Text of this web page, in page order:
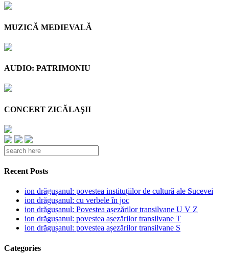
MUZICĂ MEDIEVALĂ
AUDIO: PATRIMONIU
CONCERT ZICĂLAŞII
Recent Posts
ion drăgușanul: povestea instituțiilor de cultură ale Sucevei
ion drăgușanul: cu verbele în joc
ion drăgușanul: Povestea așezărilor transilvane U V Z
ion drăgușanul: povestea așezărilor transilvane T
ion drăgușanul: povestea așezărilor transilvane S
Categories